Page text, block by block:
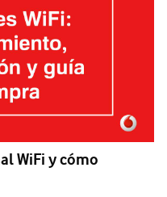
WiFi y cómo